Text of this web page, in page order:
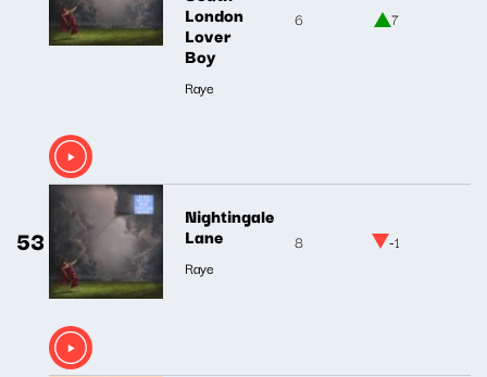
London
Lover
Boy
Raye
6 7
53
Nightingale
Lane
Raye
8 -1